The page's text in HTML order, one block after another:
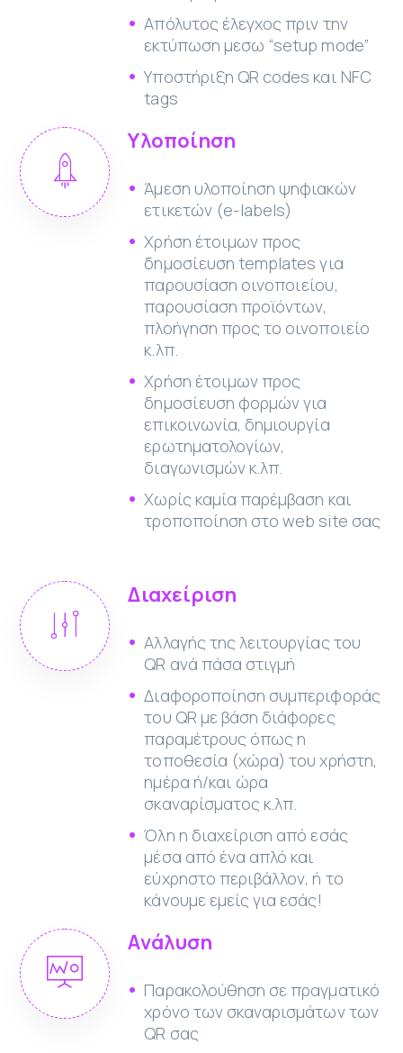
Απόλυτος έλεγχος πριν την
εκτύπωση μεσω “setup mode”
Υποστήριξη QR codes και NFC
tags
Υλοποίηση
Άμεση υλοποίηση ψηφιακών
ετικετών (e-labels)
Χρήση έτοιμων προς
δημοσίευση templates για
παρουσίαση οινοποιείου,
παρουσίαση προϊόντων,
πλοήγηση προς το οινοποιείο
κ.λπ.
Χρήση έτοιμων προς
δημοσίευση φορμών για
επικοινωνία, δημιουργία
ερωτηματολογίων,
διαγωνισμών κ.λπ.
Χωρίς καμία παρέμβαση και
τροποποίηση στο web site σας
Διαχείριση
Αλλαγής της λειτουργίας του
QR ανά πάσα στιγμή
Διαφοροποίηση συμπεριφοράς
του QR με βάση διάφορες
παραμέτρους όπως η
τοποθεσία (χώρα) του χρήστη,
ημέρα ή/και ώρα
σκαναρίσματος κ.λπ.
Όλη η διαχείριση από εσάς
μέσα από ένα απλό και
εύχρηστο περιβάλλον, ή το
κάνουμε εμείς για εσάς!
Ανάλυση
Παρακολούθηση σε πραγματικό
χρόνο των σκαναρισμάτων των
QR σας